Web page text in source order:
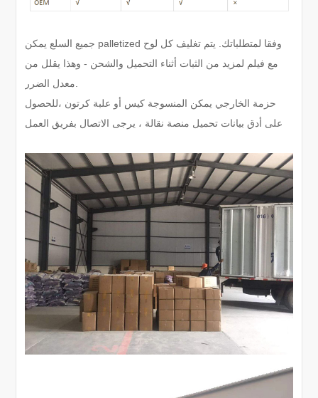
جميع السلع يمكن palletized وفقا لمتطلباتك. يتم تغليف كل لوح
مع فيلم لمزيد من الثبات أثناء التحميل والشحن - وهذا يقلل من
معدل الضرر.
حزمة الخارجي يمكن المنسوجة كيس أو علبة كرتون ،للحصول
على أدق بيانات تحميل منصة نقالة ، يرجى الاتصال بفريق العمل